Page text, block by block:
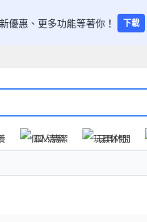
優惠、更多功能等著你！ 下載
個人清潔 玩具休閒